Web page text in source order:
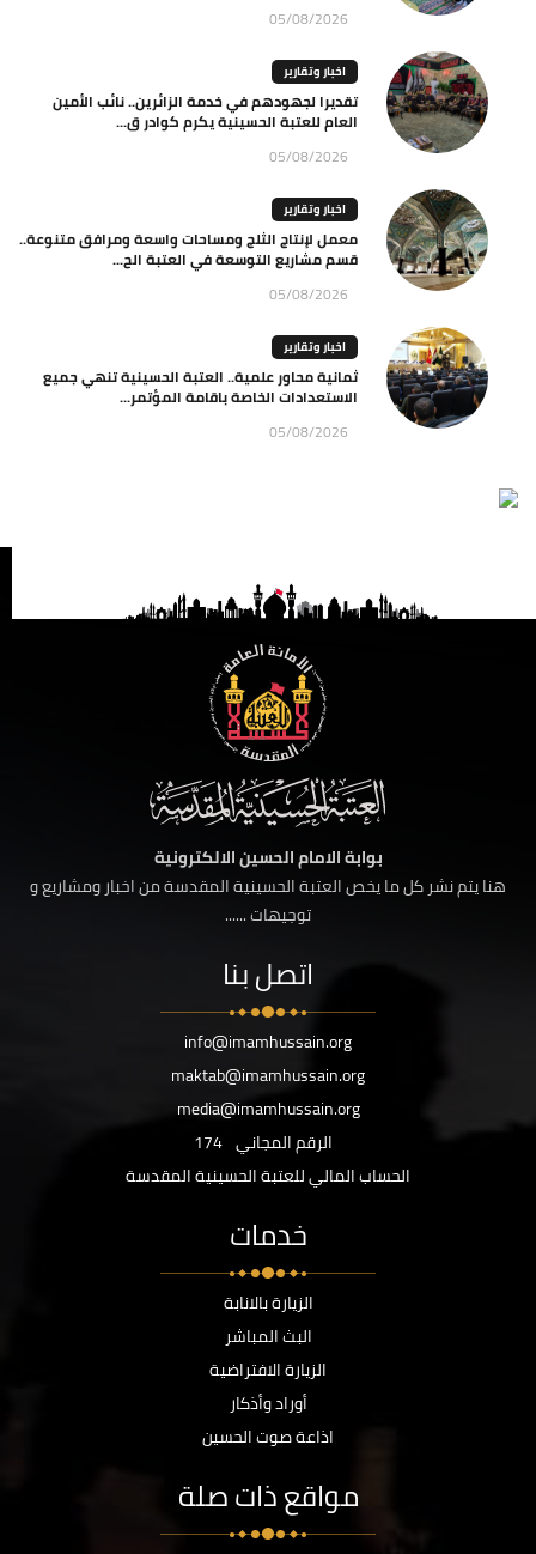
05/08/2026
اخبار وتقارير
تقديرا لجهودهم في خدمة الزائرين.. نائب الأمين
العام للعتبة الحسينية يكرم كوادر ق...
05/08/2026
اخبار وتقارير
معمل لإنتاج الثلج ومساحات واسعة ومرافق متنوعة..
قسم مشاريع التوسعة في العتبة الح...
05/08/2026
اخبار وتقارير
ثمانية محاور علمية.. العتبة الحسينية تنهي جميع
الاستعدادات الخاصة باقامة المؤتمر...
05/08/2026
بوابة الامام الحسين الالكترونية
هنا يتم نشر كل ما يخص العتبة الحسينية المقدسة من اخبار ومشاريع و
توجيهات ......
اتصل بنا
info@imamhussain.org
maktab@imamhussain.org
media@imamhussain.org
الرقم المجاني 174
الحساب المالي للعتبة الحسينية المقدسة
خدمات
الزيارة بالانابة
البث المباشر
الزيارة الافتراضية
أوراد وأذكار
اذاعة صوت الحسين
مواقع ذات صلة